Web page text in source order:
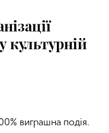
культурній
виграшна подія.